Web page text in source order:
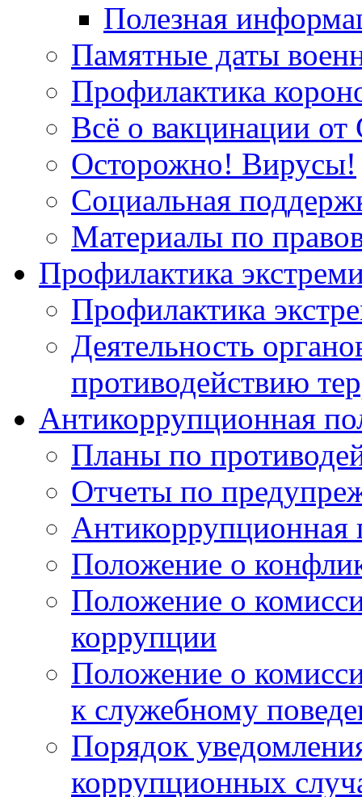
Полезная
Памятные даты
Профилактика
Всё о вакцинации
Осторожно! Вирусы!
Социальная
Материалы по
Профилактика
Профилактика
Деятельность
противодействию
Антикоррупционная
Планы по
Отчеты по
Антикоррупционная
Положение о
Положение о
коррупции
Положение о
к служебному
Порядок
коррупционных